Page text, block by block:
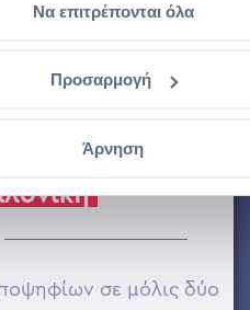
Να επιτρέπονται όλα
Προσαρμογή
Άρνηση
Τουρισμού
σε μόλις δύο